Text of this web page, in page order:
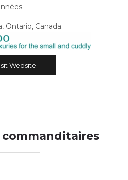
Ontario, Canada.
Website
commanditaires